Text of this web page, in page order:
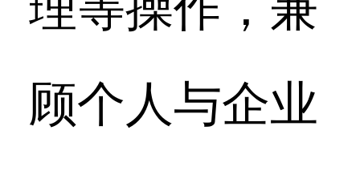
顾个人与企业